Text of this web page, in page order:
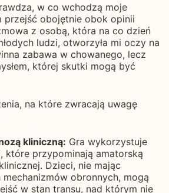
w co wchodzą moje
przejść obojętnie obok opinii
z osobą, która na co dzień
ludzi, otworzyła mi oczy na
zabawa w chowanego, lecz
której skutki mogą być
na które zwracają uwagę
kliniczną: Gra wykorzystuje
które przypominają amatorską
Dzieci, nie mając
mechanizmów obronnych, mogą
w stan transu, nad którym nie